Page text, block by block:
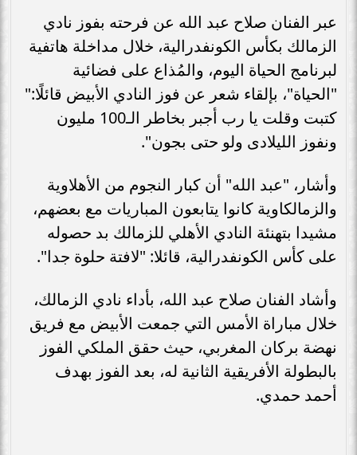
عبر الفنان صلاح عبد الله عن فرحته بفوز نادي
الزمالك بكأس الكونفدرالية، خلال مداخلة هاتفية
لبرنامج الحياة اليوم، والمُذاع على فضائية
"الحياة"، بإلقاء شعر عن فوز النادي الأبيض قائلًا:"
كتبت وقلت يا رب أجبر بخاطر الـ100 مليون
ونفوز الليلادى ولو حتى بجون".
وأشار، "عبد الله" أن كبار النجوم من الأهلاوية
والزمالكاوية كانوا يتابعون المباريات مع بعضهم،
مشيدا بتهنئة النادي الأهلي للزمالك بد حصوله
على كأس الكونفدرالية، قائلا: "لافتة حلوة جدا".
وأشاد الفنان صلاح عبد الله، بأداء نادي الزمالك،
خلال مباراة الأمس التي جمعت الأبيض مع فريق
نهضة بركان المغربي، حيث حقق الملكي الفوز
بالبطولة الأفريقية الثانية له، بعد الفوز بهدف
أحمد حمدي.